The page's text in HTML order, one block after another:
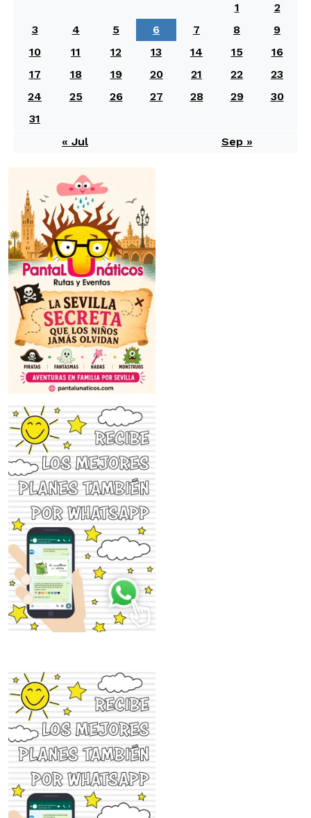
1
2
3
4 5 6 7 8
9
10
11 12 13 14 15
16
17
18 19 20 21 22
23
24
25 26 27 28 29
30
31
« Jul
Sep »